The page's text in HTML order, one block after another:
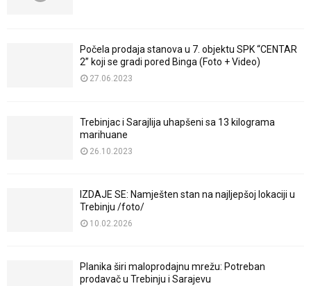
Počela prodaja stanova u 7. objektu SPK “CENTAR
2” koji se gradi pored Binga (Foto + Video)
27.06.2023
Trebinjac i Sarajlija uhapšeni sa 13 kilograma
marihuane
26.10.2023
IZDAJE SE: Namješten stan na najljepšoj lokaciji u
Trebinju /foto/
10.02.2026
Planika širi maloprodajnu mrežu: Potreban
prodavač u Trebinju i Sarajevu